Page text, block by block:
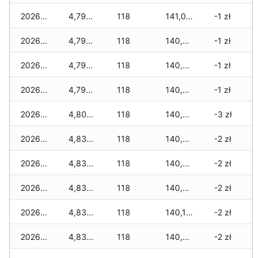
2026-05-22 4,790 zł 118 141,020 zł -1 zł
2026-05-21 4,790 zł 118 140,865 zł -1 zł
2026-05-20 4,790 zł 118 140,765 zł -1 zł
2026-05-19 4,790 zł 118 140,590 zł -1 zł
2026-05-18 4,805 zł 118 140,540 zł -3 zł
2026-05-17 4,830 zł 118 140,465 zł -2 zł
2026-05-16 4,830 zł 118 140,325 zł -2 zł
2026-05-15 4,830 zł 118 140,260 zł -2 zł
2026-05-14 4,830 zł 118 140,185 zł -2 zł
2026-05-13 4,830 zł 118 140,085 zł -2 zł